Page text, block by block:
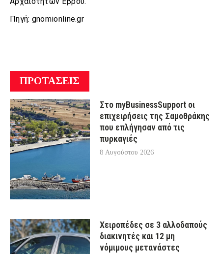
Πηγή: gnomionline.gr
ΠΡΟΤΑΣΕΙΣ
Στο myBusinessSupport οι
επιχειρήσεις της Σαμοθράκης
που επλήγησαν από τις
πυρκαγιές
8 Αυγούστου 2026
Χειροπέδες σε 3 αλλοδαπούς
διακινητές και 12 μη
νόμιμους μετανάστες